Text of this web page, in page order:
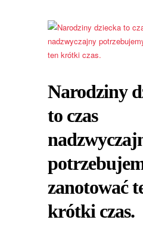
Narodziny
to czas
zanotować
krótki czas.